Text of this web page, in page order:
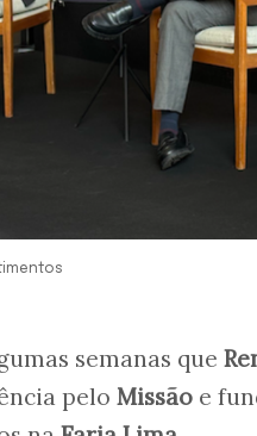
semanas que
pelo Missão e